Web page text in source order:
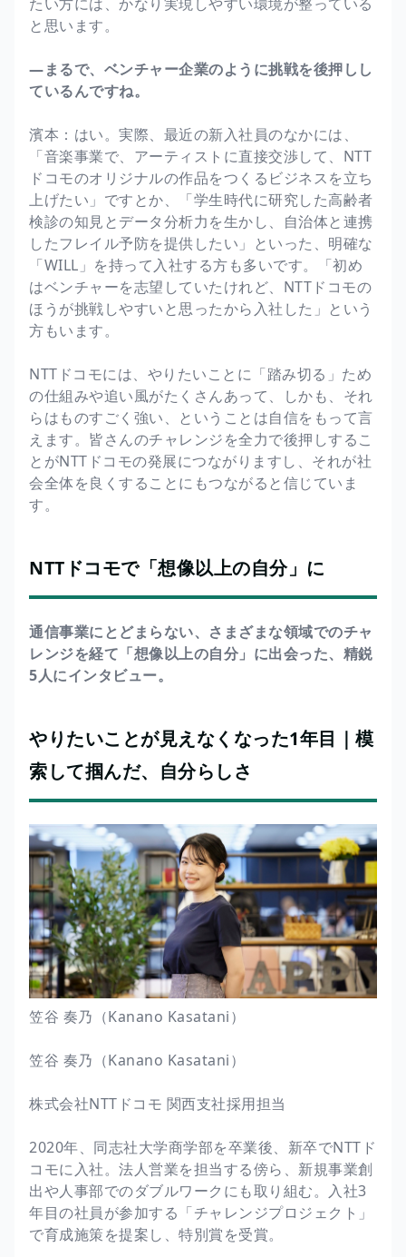
と思います。
―まるで、ベンチャー企業のように挑戦を後押しし
ているんですね。
濱本：はい。実際、最近の新入社員のなかには、
「音楽事業で、アーティストに直接交渉して、NTT
ドコモのオリジナルの作品をつくるビジネスを立ち
上げたい」ですとか、「学生時代に研究した高齢者
検診の知見とデータ分析力を生かし、自治体と連携
したフレイル予防を提供したい」といった、明確な
「WILL」を持って入社する方も多いです。「初め
はベンチャーを志望していたけれど、NTTドコモの
ほうが挑戦しやすいと思ったから入社した」という
方もいます。
NTTドコモには、やりたいことに「踏み切る」ため
の仕組みや追い風がたくさんあって、しかも、それ
らはものすごく強い、ということは自信をもって言
えます。皆さんのチャレンジを全力で後押しするこ
とがNTTドコモの発展につながりますし、それが社
会全体を良くすることにもつながると信じていま
す。
NTTドコモで「想像以上の自分」に
通信事業にとどまらない、さまざまな領域でのチャ
レンジを経て「想像以上の自分」に出会った、精鋭
5人にインタビュー。
やりたいことが見えなくなった1年目｜模
索して掴んだ、自分らしさ
笠谷 奏乃（Kanano Kasatani）
笠谷 奏乃（Kanano Kasatani）
株式会社NTTドコモ 関西支社採用担当
2020年、同志社大学商学部を卒業後、新卒でNTTド
コモに入社。法人営業を担当する傍ら、新規事業創
出や人事部でのダブルワークにも取り組む。入社3
年目の社員が参加する「チャレンジプロジェクト」
で育成施策を提案し、特別賞を受賞。